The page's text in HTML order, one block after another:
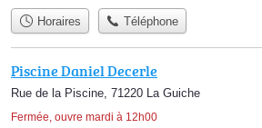
Horaires Téléphone
Piscine Daniel Decerle
Rue de la Piscine, 71220 La Guiche
Fermée, ouvre mardi à 12h00